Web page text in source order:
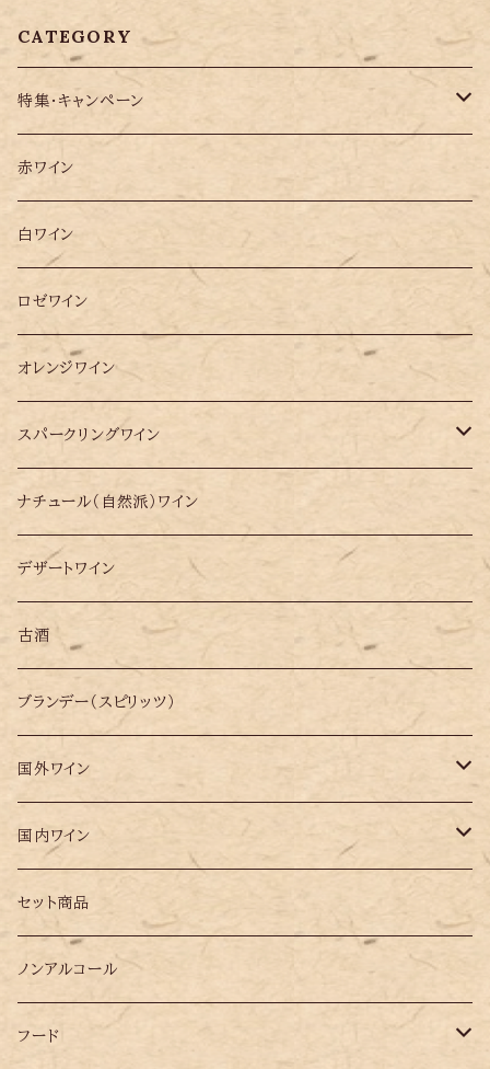
CATEGORY
特集・キャンペーン
ソムリエ松田 2025年 ベスト10選ワイン
大阪万博ポルトガル・パビリオンで提供したワイン10選
赤ワイン
白ワイン
ロゼワイン
オレンジワイン
スパークリングワイン
シードル
シャンパン
ナチュール（自然派）ワイン
デザートワイン
古酒
ブランデー（スピリッツ）
国外ワイン
イタリア
オーストリア
ギリシャ
スペイン
国内ワイン
岩手県
セット商品
ノンアルコール
フード